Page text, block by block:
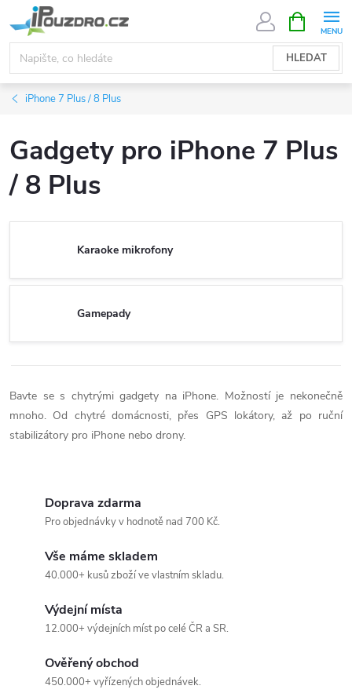
na
obsah
HLEDAT
NÁKUPNÍ
KOŠÍK
iPhone 7 Plus / 8 Plus
Gadgety pro iPhone 7 Plus
/ 8 Plus
Karaoke mikrofony
Gamepady
Bavte se s chytrými gadgety na iPhone. Možností je nekonečně
mnoho. Od chytré domácnosti, přes GPS lokátory, až po ruční
stabilizátory pro iPhone nebo drony.
Doprava zdarma
Pro objednávky v hodnotě nad 700 Kč.
Vše máme skladem
40.000+ kusů zboží ve vlastním skladu.
Výdejní místa
12.000+ výdejních míst po celé ČR a SR.
Ověřený obchod
450.000+ vyřízených objednávek.